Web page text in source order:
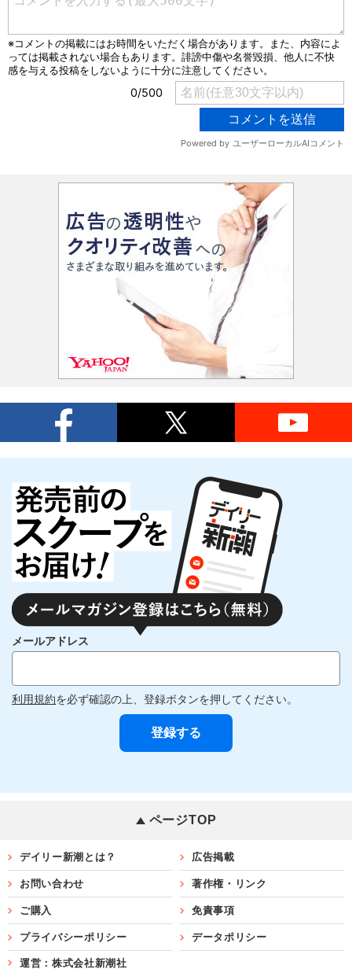
メールアドレス
利用規約を必ず確認の上、登録ボタンを押してください。
ページTOP
デイリー新潮とは？ 広告掲載
お問い合わせ 著作権・リンク
ご購入 免責事項
プライバシーポリシー データポリシー
運営：株式会社新潮社